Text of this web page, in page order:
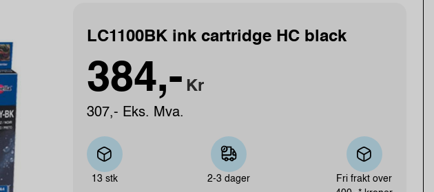
LC1100BK ink cartridge HC black
384,- Kr
307,- Eks. Mva.
13 stk 2-3 dager
Fri frakt over